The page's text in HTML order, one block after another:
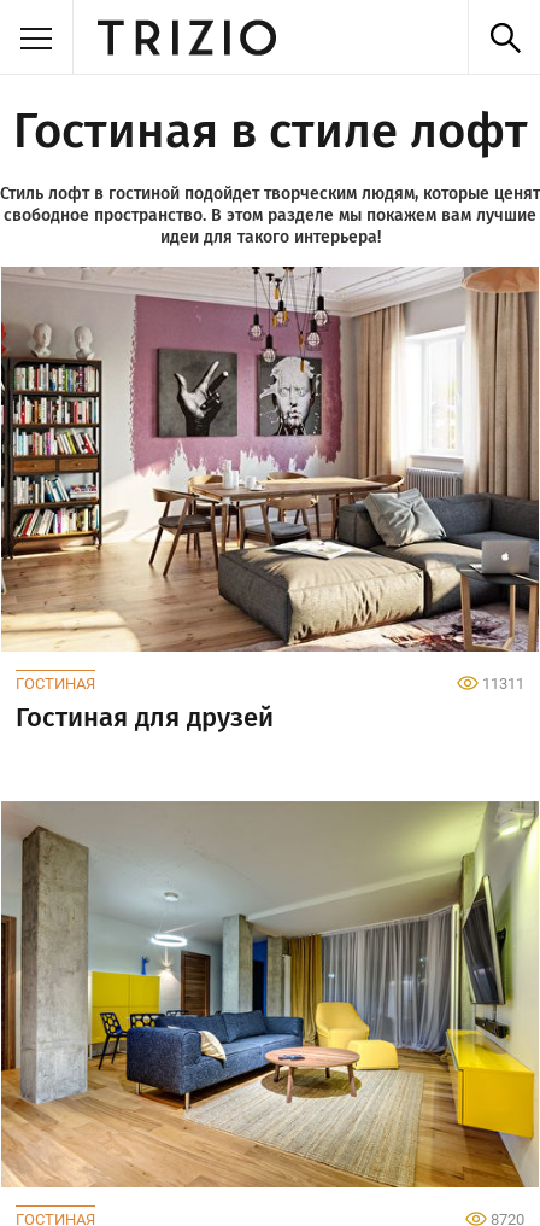
Гостиная в стиле лофт
Стиль лофт в гостиной подойдет творческим людям, которые ценят
свободное пространство. В этом разделе мы покажем вам лучшие
идеи для такого интерьера!
ГОСТИНАЯ 11311
Гостиная для друзей
ГОСТИНАЯ 8720